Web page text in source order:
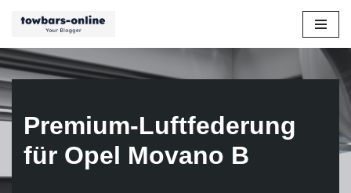
Inhalt
springen
Premium-Luftfederung
für Opel Movano B